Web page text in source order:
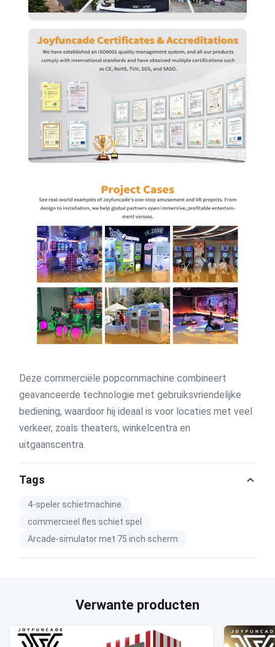
Deze commerciële popcornmachine combineert
geavanceerde technologie met gebruiksvriendelijke
bediening, waardoor hij ideaal is voor locaties met veel
verkeer, zoals theaters, winkelcentra en
uitgaanscentra.
Tags
4-speler schietmachine
commercieel fles schiet spel
Arcade-simulator met 75 inch scherm
Verwante producten